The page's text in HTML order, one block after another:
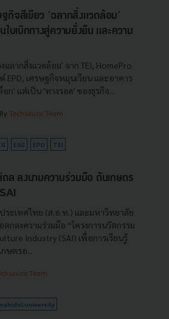
ฐกิจสีเขียว ‘ฉลากสิ่งแวดล้อม’
นใบเบิกทางสู่ความยั่งยืน และความ
ฉลากสิ่งแวดล้อม' จาก TEI, HomePro
EPD, เศรษฐกิจหมุนเวียน และอาคาร
อก' แต่เป็น 'ทางรอด' ของธุรกิจ...
Techsauce Team
ESG EPD TEI
ล ลงนามความร่วมมือ ดันเกษตร
ระเทศไทย (ส.อ.ท.) และมหาวิทยาลัย
กลงความร่วมมือ “โครงการนวัตกรรม
Industry (SAI) เพื่อการเรียนรู้
ษตรอ...
Team
university